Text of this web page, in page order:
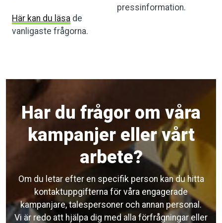
Här kan du läsa de
vanligaste frågorna.
pressinformation.
Har du frågor om våra
kampanjer eller vårt
arbete?
Om du letar efter en specifik person kan du hitta
kontaktuppgifterna för våra engagerade
kampanjare, talespersoner och annan personal.
Vi är redo att hjälpa dig med alla förfrågningar eller